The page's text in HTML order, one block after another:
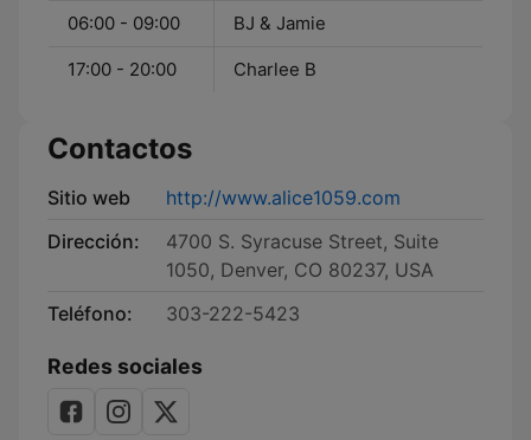
06:00 - 09:00 BJ & Jamie
17:00 - 20:00 Charlee B
Contactos
Sitio web
http://www.alice1059.com
Dirección:
4700 S. Syracuse Street, Suite
1050, Denver, CO 80237, USA
Teléfono:
303-222-5423
Redes sociales